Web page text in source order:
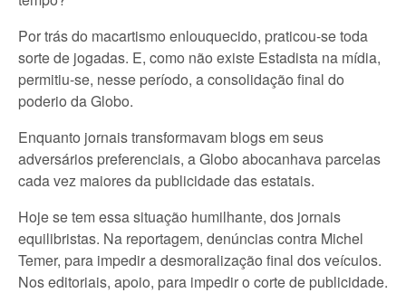
Por trás do macartismo enlouquecido, praticou-se toda
sorte de jogadas. E, como não existe Estadista na mídia,
permitiu-se, nesse período, a consolidação final do
poderio da Globo.
Enquanto jornais transformavam blogs em seus
adversários preferenciais, a Globo abocanhava parcelas
cada vez maiores da publicidade das estatais.
Hoje se tem essa situação humilhante, dos jornais
equilibristas. Na reportagem, denúncias contra Michel
Temer, para impedir a desmoralização final dos veículos.
Nos editoriais, apoio, para impedir o corte de publicidade.